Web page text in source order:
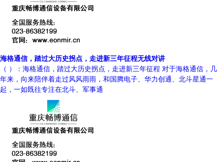
海格通信，踏过大历史拐点，走进新三年征程无线对讲
（ ）：海格通信，踏过大历史拐点，走进新三年征程 对于海格通信，几
年来，向来陪伴着走过风风雨雨，和国腾电子、华力创通、北斗星通一
起，一如既往专注在北斗、军事通